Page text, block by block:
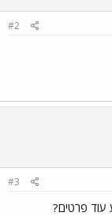
#2
#3